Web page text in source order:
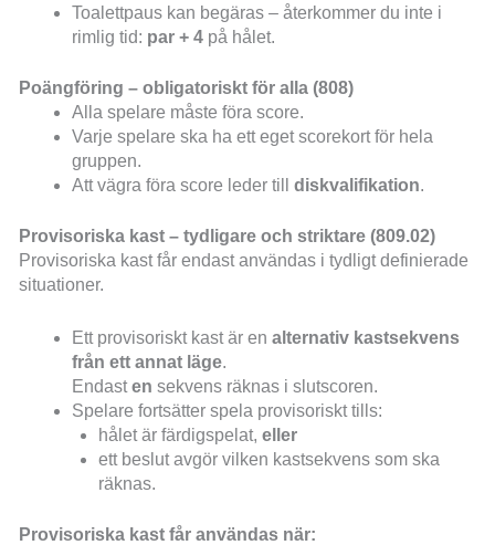
Toalettpaus kan begäras – återkommer du inte i
rimlig tid: par + 4 på hålet.
Poängföring – obligatoriskt för alla (808)
Alla spelare måste föra score.
Varje spelare ska ha ett eget scorekort för hela
gruppen.
Att vägra föra score leder tilldiskvalifikation.
Provisoriska kast – tydligare och striktare (809.02)
Provisoriska kast får endast användas i tydligt definierade
situationer.
Ett provisoriskt kast är enalternativ kastsekvens
från ett annat läge.
Endasten sekvens räknas i slutscoren.
Spelare fortsätter spela provisoriskt tills:
hålet är färdigspelat,eller
ett beslut avgör vilken kastsekvens som ska
räknas.
Provisoriska kast får användas när: